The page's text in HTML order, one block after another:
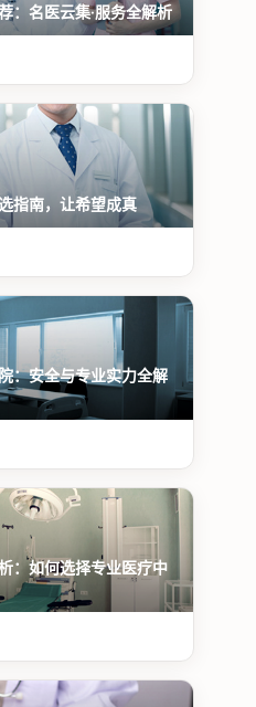
：名医云集·服务全解析
指南，让希望成真
：安全与专业实力全解
：如何选择专业医疗中